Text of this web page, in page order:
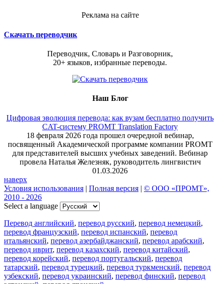
Реклама на сайте
Скачать переводчик
Переводчик, Словарь и Разговорник,
20+ языков, избранные переводы.
Наш Блог
Цифровая эволюция перевода: как вузам бесплатно получить
CAT-систему PROMT Translation Factory
18 февраля 2026 года прошел очередной вебинар,
посвященный Академической программе компании PROMT
для представителей высших учебных заведений. Вебинар
провела Наталья Железняк, руководитель лингвистич
01.03.2026
наверх
Условия использования | Полная версия | © ООО «ПРОМТ»,
2010 - 2026
Select a language
Перевод английский, перевод русский, перевод немецкий,
перевод французский, перевод испанский, перевод
итальянский, перевод азербайджанский, перевод арабский,
перевод иврит, перевод казахский, перевод китайский,
перевод корейский, перевод португальский, перевод
татарский, перевод турецкий, перевод туркменский, перевод
узбекский, перевод украинский, перевод финский, перевод